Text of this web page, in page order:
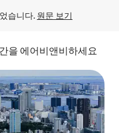
습니다. 원문 보기
을 에어비앤비하세요